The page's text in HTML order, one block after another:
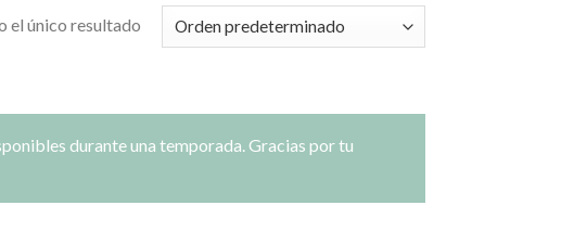
el único resultado
durante una temporada. Gracias por tu